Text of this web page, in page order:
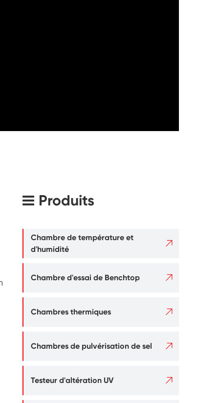
Produits
Chambre de température et
d'humidité

Chambre d'essai de Benchtop 
Chambres thermiques 
Chambres de pulvérisation de sel 
Testeur d'altération UV 